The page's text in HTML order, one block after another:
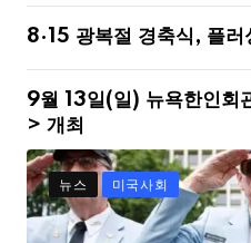
8·15 광복절 경축식, 플러
9월 13일(일) 뉴욕한인회
> 개최
뉴스 미국사회